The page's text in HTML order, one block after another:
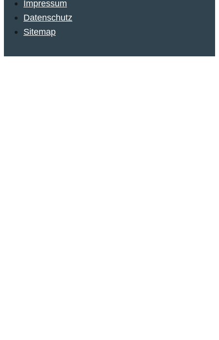
Impressum
Datenschutz
Sitemap